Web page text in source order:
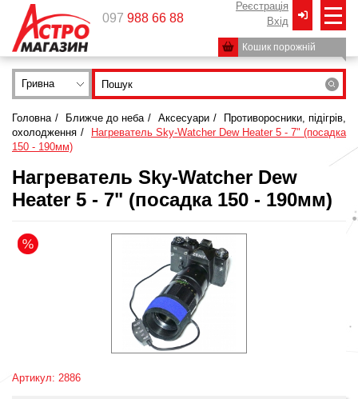
097 988 66 88
Реєстрація
Вxід
Кошик порожній
Гривна
Головна / Ближче до неба / Аксесуари /
Противоросники, підігрів,
охолодження /
Нагреватель Sky-Watcher Dew Heater 5 - 7" (посадка
150 - 190мм)
Нагреватель Sky-Watcher Dew
Heater 5 - 7" (посадка 150 - 190мм)
Артикул: 2886